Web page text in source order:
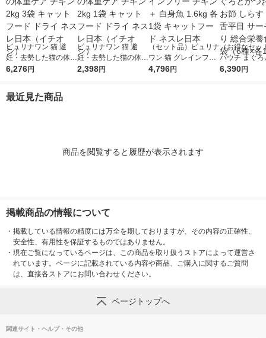
ピュリナワン 猫 避
妊・去勢した猫の体重
ケア チキン 2kg 3袋
オシ）
6,276円
ピュリナワン 猫 避
妊・去勢した猫の体重
ケア チキン 2kg 1袋
2,398円
（セット品）ピュリナ
ワン 猫 グレインフリ
ー チキン ＋ 白身魚 1.
4,796円
（お得なセッ
パウチ まぐろ
お かつお節
6,390円
最近見た商品
商品を閲覧すると履歴が表示されます
掲載商品の情報について
・ 掲載している情報の精度には万全を期しておりますが、その内容の正確性、
安全性、有用性を保証するものではありません。
・ 現在ご覧になっているページは、この商品を取り扱うストアによって運営さ
れています。ページに記載されている内容や商品、ご購入に関するご質問
は、直接各ストアにお問い合わせください。
ページトップへ
関連サイト・ヘルプ・その他